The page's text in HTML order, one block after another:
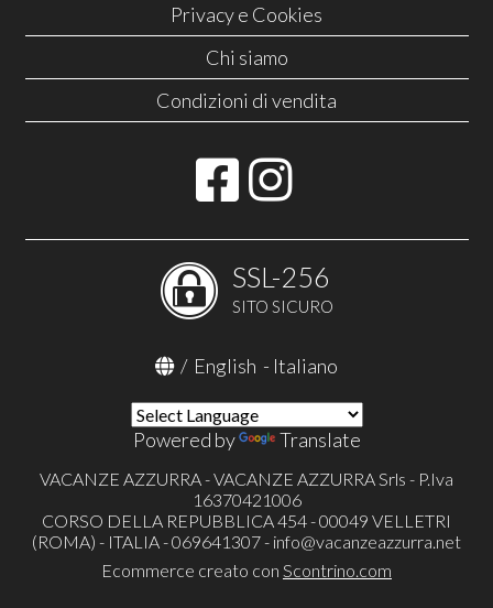
Privacy e Cookies
Chi siamo
Condizioni di vendita
SSL-256
SITO SICURO
/ English - Italiano
Powered by Translate
VACANZE AZZURRA - VACANZE AZZURRA Srls - P.Iva
16370421006
CORSO DELLA REPUBBLICA 454 - 00049 VELLETRI
(ROMA) - ITALIA - 069641307 - info@vacanzeazzurra.net
Ecommerce creato con Scontrino.com